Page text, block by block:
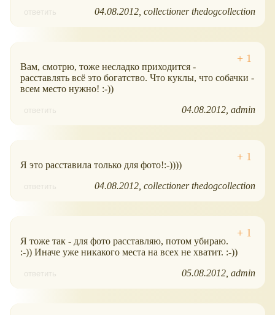
ответить 04.08.2012 collectioner thedogcollection
Вам, смотрю, тоже несладко приходится -
расставлять всё это богатство. Что куклы, что собачки -
всем место нужно! :-))
ответить 04.08.2012 admin
Я это расставила только для фото!:-))))
ответить 04.08.2012 collectioner thedogcollection
Я тоже так - для фото расставляю, потом убираю.
:-)) Иначе уже никакого места на всех не хватит. :-))
ответить 05.08.2012 admin